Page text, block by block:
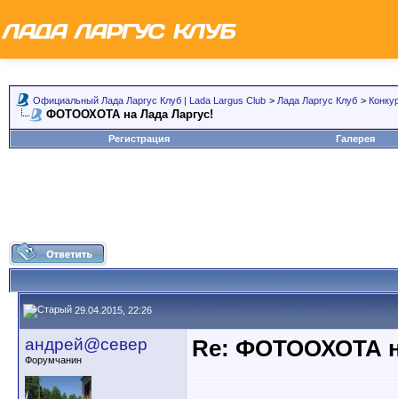
Официальный Лада Ларгус Клуб | Lada Largus Club > Лада Ларгус Клуб >
ФОТООХОТА на Лада Ларгус!
Регистрация Галерея
29.04.2015, 22:26
андрей@север
Форумчанин Re: ФОТООХОТА